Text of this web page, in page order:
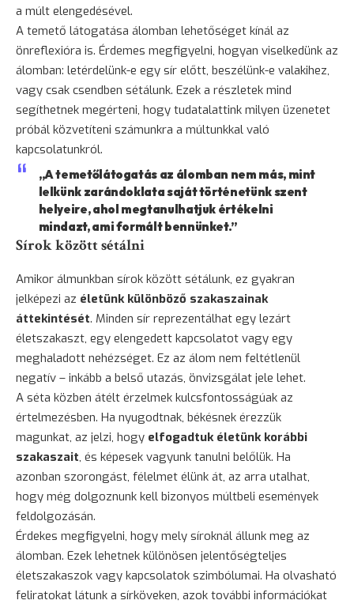
a múlt elengedésével.
A temető látogatása álomban lehetőséget kínál az
önreflexióra is. Érdemes megfigyelni, hogyan viselkedünk az
álomban: letérdelünk-e egy sír előtt, beszélünk-e valakihez,
vagy csak csendben sétálunk. Ezek a részletek mind
segíthetnek megérteni, hogy tudatalattink milyen üzenetet
próbál közvetíteni számunkra a múltunkkal való
kapcsolatunkról.
„A temetőlátogatás az álomban nem más, mint
lelkünk zarándoklata saját történetünk szent
helyeire, ahol megtanulhatjuk értékelni
mindazt, ami formált bennünket.”
Sírok között sétálni
Amikor álmunkban sírok között sétálunk, ez gyakran
jelképezi az életünk különböző szakaszainak
áttekintését. Minden sír reprezentálhat egy lezárt
életszakaszt, egy elengedett kapcsolatot vagy egy
meghaladott nehézséget. Ez az álom nem feltétlenül
negatív – inkább a belső utazás, önvizsgálat jele lehet.
A séta közben átélt érzelmek kulcsfontosságúak az
értelmezésben. Ha nyugodtnak, békésnek érezzük
magunkat, az jelzi, hogy elfogadtuk életünk korábbi
szakaszait, és képesek vagyunk tanulni belőlük. Ha
azonban szorongást, félelmet élünk át, az arra utalhat,
hogy még dolgoznunk kell bizonyos múltbeli események
feldolgozásán.
Érdekes megfigyelni, hogy mely síroknál állunk meg az
álomban. Ezek lehetnek különösen jelentőségteljes
életszakaszok vagy kapcsolatok szimbólumai. Ha olvasható
feliratokat látunk a sírköveken, azok további információkat